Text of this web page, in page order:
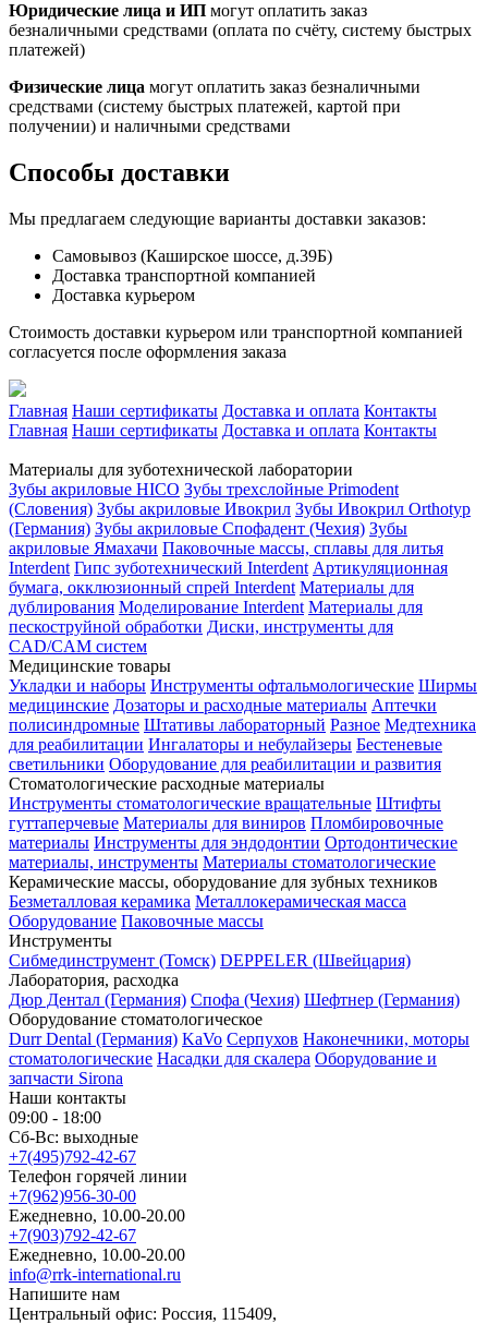
Юридические лица и ИП могут оплатить заказ
безналичными средствами (оплата по счёту, систему быстрых
платежей)
Физические лица могут оплатить заказ безналичными
средствами (систему быстрых платежей, картой при
получении) и наличными средствами
Способы доставки
Мы предлагаем следующие варианты доставки заказов:
Самовывоз (Каширское шоссе, д.39Б)
Доставка транспортной компанией
Доставка курьером
Стоимость доставки курьером или транспортной компанией
согласуется после оформления заказа
Главная Наши сертификаты Доставка и оплата Контакты
Главная Наши сертификаты Доставка и оплата Контакты
Материалы для зуботехнической лаборатории
Зубы акриловые HICO Зубы трехслойные Primodent
(Словения) Зубы акриловые Ивокрил Зубы Ивокрил Orthotyp
(Германия) Зубы акриловые Спофадент (Чехия) Зубы
акриловые Ямахачи Паковочные массы, сплавы для литья
Interdent Гипс зуботехнический Interdent Артикуляционная
бумага, окклюзионный спрей Interdent Материалы для
дублирования Моделирование Interdent Материалы для
пескоструйной обработки Диски, инструменты для
CAD/CAM систем
Медицинские товары
Укладки и наборы Инструменты офтальмологические Ширмы
медицинские Дозаторы и расходные материалы Аптечки
полисиндромные Штативы лабораторный Разное Медтехника
для реабилитации Ингалаторы и небулайзеры Бестеневые
светильники Оборудование для реабилитации и развития
Стоматологические расходные материалы
Инструменты стоматологические вращательные Штифты
гуттаперчевые Материалы для виниров Пломбировочные
материалы Инструменты для эндодонтии Ортодонтические
материалы, инструменты Материалы стоматологические
Керамические массы, оборудование для зубных техников
Безметалловая керамика Металлокерамическая масса
Оборудование Паковочные массы
Инструменты
Cибмединструмент (Томск) DEPPELER (Швейцария)
Лаборатория, расходка
Дюр Дентал (Германия) Спофа (Чехия) Шефтнер (Германия)
Оборудование стоматологическое
Durr Dental (Германия) KaVo Серпухов Наконечники, моторы
стоматологические Насадки для скалера Оборудование и
запчасти Sirona
Наши контакты
09:00 - 18:00
Сб-Вс: выходные
+7(495)792-42-67
Телефон горячей линии
+7(962)956-30-00
Ежедневно, 10.00-20.00
+7(903)792-42-67
Ежедневно, 10.00-20.00
info@rrk-international.ru
Напишите нам
Центральный офис: Россия, 115409,